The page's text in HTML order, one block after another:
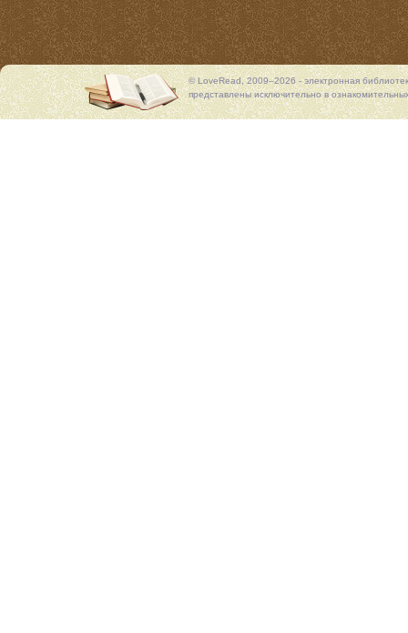
© LoveRead, 2009–2026 - электронная
представлены исключительно в